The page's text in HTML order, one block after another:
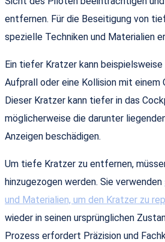
entfernen. Für die Beseitigung von
spezielle Techniken und Materialien
Ein tiefer Kratzer kann
Aufprall oder eine Kollision mit einem
Dieser Kratzer kann tiefer in das
möglicherweise die darunter
Anzeigen beschädigen.
Um tiefe Kratzer zu entfernen,
hinzugezogen werden. Sie verwenden
und Materialien, um den Kratzer zu
wieder in seinen ursprünglichen
Prozess erfordert Präzision und